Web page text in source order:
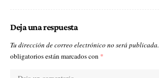
Deja una respuesta
Tu dirección de correo electrónico no será publicada.
obligatorios están marcados con *